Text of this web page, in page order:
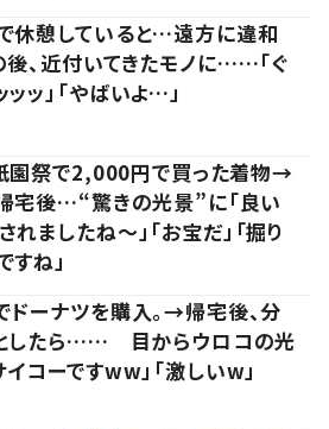
休憩していると…遠方に違和
後、近付いてきたモノに……「ぐ
ッッ」「やばいよ…」
園祭で2,000円で買った着物→
宅後…“驚きの光景”に「良い
れましたね～」「お宝だ」「掘り
すね」
ドーナツを購入。→帰宅後、分
したら…… 目からウロコの光
イコーですww」「激しいw」